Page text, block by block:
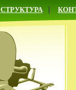
СТРУКТУРА